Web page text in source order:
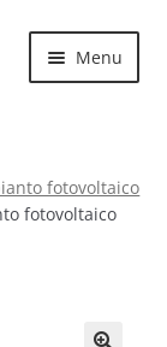
Menu
fotovoltaico
fotovoltaico